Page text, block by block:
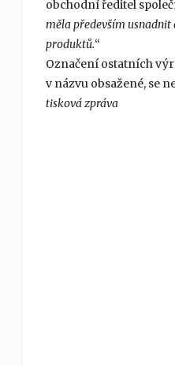
obchodní ředitel
měla především usnadnit
produktů.“
Označení ostatních
v názvu obsažené, se
tisková zpráva